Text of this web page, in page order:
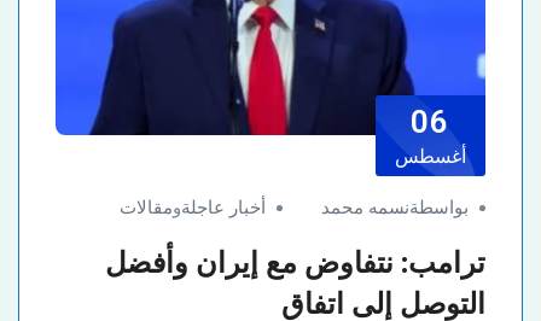
06
أغسطس
بواسطةنسمه محمد أخبار عاجلةومقالات
ترامب: نتفاوض مع إيران وأفضل
التوصل إلى اتفاق